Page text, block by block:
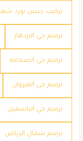
تركيب جبس بورد
ترميم حي الازدهار
ترميم حي الصحافه
ترميم حي القيروان
ترميم حي الياسمين
ترميم شمال الرياض